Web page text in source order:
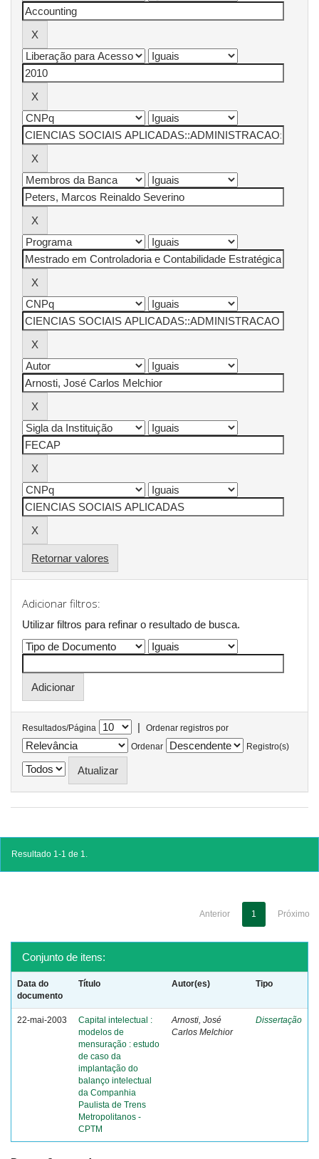
Retornar valores
Adicionar filtros:
Utilizar filtros para refinar o resultado de busca.
Resultados/Página |
Ordenar registros por
Ordenar
Registro(s)
Resultado 1-1 de 1.
Anterior 1 Próximo
Conjunto de itens:
Data do
documento
Título Autor(es) Tipo
22-mai-2003
Capital intelectual :
modelos de
mensuração : estudo
de caso da
implantação do
balanço intelectual
da Companhia
Paulista de Trens
Metropolitanos -
CPTM
Arnosti, José
Carlos Melchior
Dissertação